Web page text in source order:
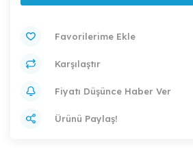
Karşılaştır
Fiyatı Düşünce Haber Ver
Ürünü Paylaş!